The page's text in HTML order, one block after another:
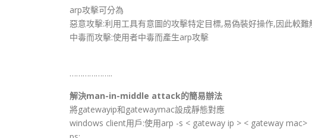
arp攻擊可分為
惡意攻擊:利用工具有意圖的攻擊特定目標,易偽裝好操作,因此較難
中毒而攻擊:使用者中毒而產生arp攻擊
………………..
解決man-in-middle attack的簡易辦法
將gatewayip和gatewaymac設成靜態對應
windows client用戶:使用arp -s < gateway ip > < gateway mac>